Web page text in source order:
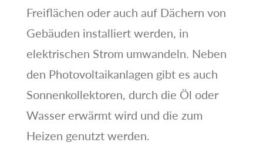
Freiflächen oder auch auf Dächern von
Gebäuden installiert werden, in
elektrischen Strom umwandeln. Neben
den Photovoltaikanlagen gibt es auch
Sonnenkollektoren, durch die Öl oder
Wasser erwärmt wird und die zum
Heizen genutzt werden.